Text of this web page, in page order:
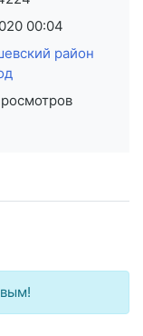
00:04
район